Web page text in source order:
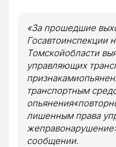
«За прошедшие
Госавтоинспекции
Томскойобласти
управляющих
транспортным
лишенным права
сообщении.